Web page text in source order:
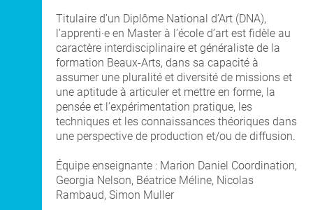
Titulaire d’un Diplôme National d’Art (DNA),
l’apprenti·e en Master à l’école d’art est fidèle au
caractère interdisciplinaire et généraliste de la
formation Beaux-Arts, dans sa capacité à
assumer une pluralité et diversité de missions et
une aptitude à articuler et mettre en forme, la
pensée et l’expérimentation pratique, les
techniques et les connaissances théoriques dans
une perspective de production et/ou de diffusion.
Équipe enseignante : Marion Daniel Coordination,
Georgia Nelson, Béatrice Méline, Nicolas
Rambaud, Simon Muller